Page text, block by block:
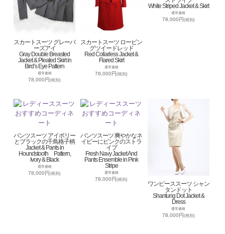
スカートスーツ グレーバ
ーズアイ
Gray Double Breasted
Jacket & Pleated Skirt in
Bird’s Eye Pattern
通常価格
78,000円(税別)
スカートスーツ ロービン
グツイードレッド
Red Collarless Jacket &
Flared Skirt
通常価格
78,000円(税別)
White Striped Jacket & Skirt
通常価格
78,000円(税別)
パンツスーツ アイボリー
とブラックの千鳥格子柄
Jacket & Pants in
Houndstooth Pattern,
Ivory & Black
通常価格
78,000円(税別)
パンツスーツ 爽やかなネ
イビーにピンクのストラ
イプ
Fresh Navy Jacket And
Pants Ensemble in Pink
Stripe
通常価格
78,000円(税別)
ワンピーススーツ シャン
タンドット
Shantung Dot Jacket &
Dress
通常価格
78,000円(税別)